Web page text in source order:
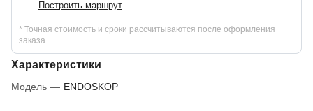
Построить маршрут
* Точная стоимость и сроки рассчитываются после оформления
заказа
Характеристики
Модель — ENDOSKOP